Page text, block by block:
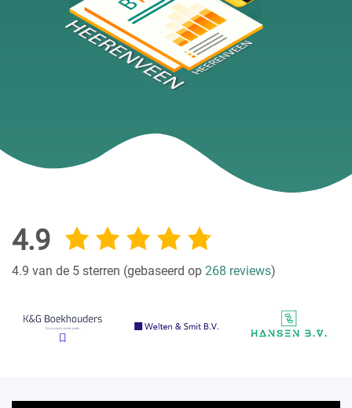
4.9
4.9 van de 5 sterren (gebaseerd op 268 reviews)